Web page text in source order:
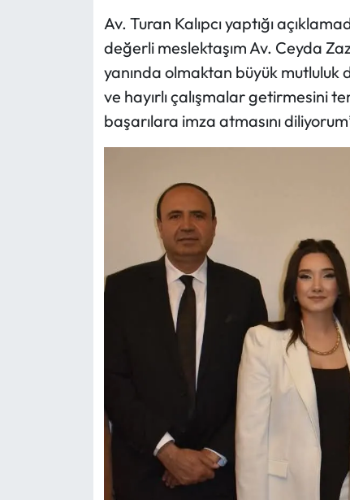
Av. Turan Kalıpcı yaptığı
değerli meslektaşım Av. Ceyda
yanında olmaktan büyük mutluluk
ve hayırlı çalışmalar getirmesini
başarılara imza atmasını